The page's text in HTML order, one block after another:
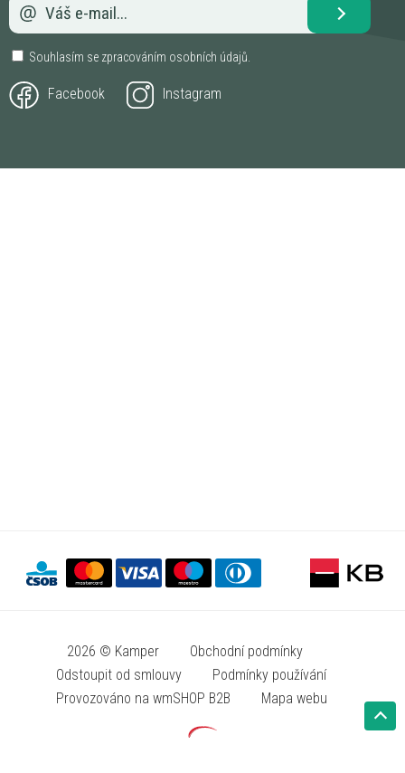
Souhlasím se zpracováním osobních údajů
Facebook Instagram
2026 © Kamper
Obchodní podmínky
Odstoupit od smlouvy
Podmínky používání
Provozováno na wmSHOP B2B
Mapa webu